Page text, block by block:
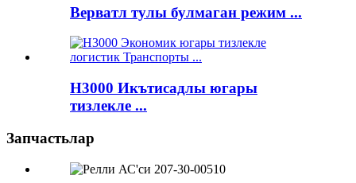
Верватл тулы булмаган режим ...
H3000 Икътисадлы югары
тизлекле ...
Запчастьлар